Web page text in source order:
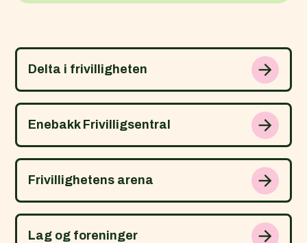
Delta i frivilligheten
Enebakk Frivilligsentral
Frivillighetens arena
Lag og foreninger